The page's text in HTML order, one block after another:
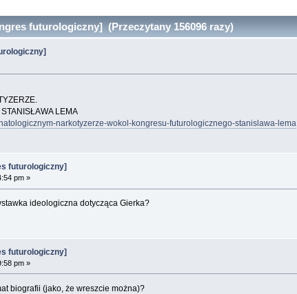
futurologiczny] (Przeczytany 156096 razy)
LEMA
narkotyzerze-wokol-kongresu-futurologicznego-stanislawa-lema
futurologiczny]
pm »
ideologiczna dotycząca Gierka?
futurologiczny]
pm »
biografii (jako, że wreszcie można)?